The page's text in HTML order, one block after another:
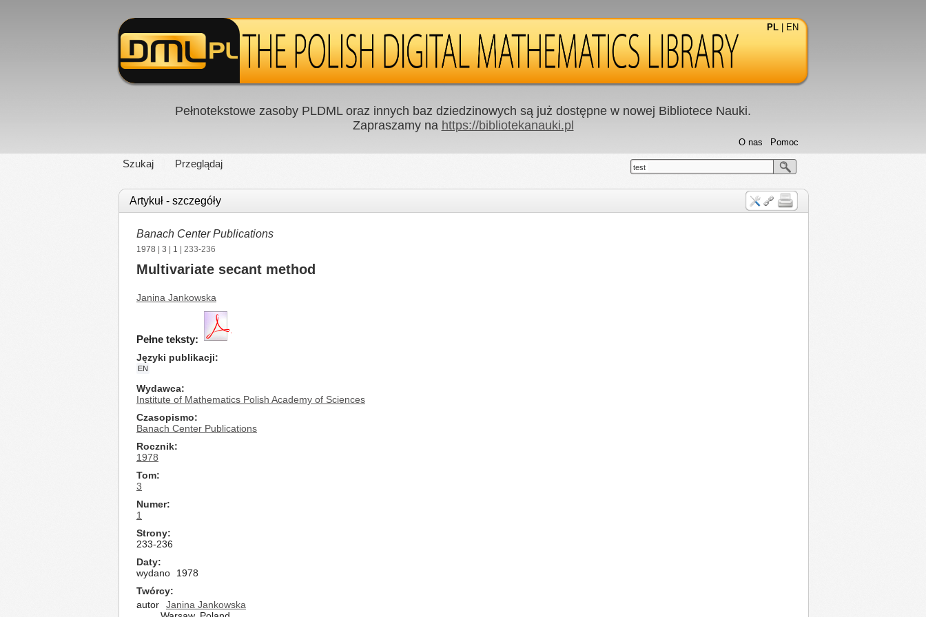
PL EN
Pełnotekstowe zasoby PLDML oraz innych baz dziedzinowych są już dostępne w nowej Bibliotece Nauki.
Zapraszamy na https://bibliotekanauki.pl
Szukaj Przeglądaj
Pomoc
O nas
test
Artykuł - szczegóły
Banach Center Publications
1978 3 1 | 233-236
Multivariate secant method
Janina Jankowska
Pełne teksty:
Języki publikacji
EN
Wydawca
Institute of Mathematics Polish Academy of Sciences
Czasopismo
Banach Center Publications
Rocznik
1978
Tom
3
Numer
1
Strony
233-236
Daty
wydano
1978
Twórcy
autor
Janina Jankowska